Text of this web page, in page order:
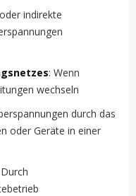
indirekte
: Wenn
wechseln
durch das
oder Geräte in einer